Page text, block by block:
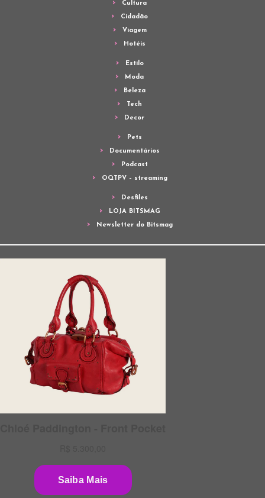
Cultura
Cidadão
Viagem
Hotéis
Estilo
Moda
Beleza
Tech
Decor
Pets
Documentários
Podcast
OQTPV – streaming
Desfiles
LOJA BITSMAG
Newsletter do Bitsmag